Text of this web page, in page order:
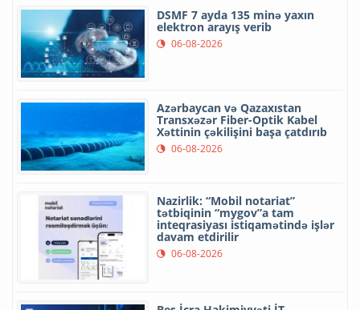
DSMF 7 ayda 135 minə yaxın
elektron arayış verib
06-08-2026
Azərbaycan və Qazaxıstan
Transxəzər Fiber-Optik Kabel
Xəttinin çəkilişini başa çatdırıb
06-08-2026
Nazirlik: “Mobil notariat”
tətbiqinin “mygov”a tam
inteqrasiyası istiqamətində işlər
davam etdirilir
06-08-2026